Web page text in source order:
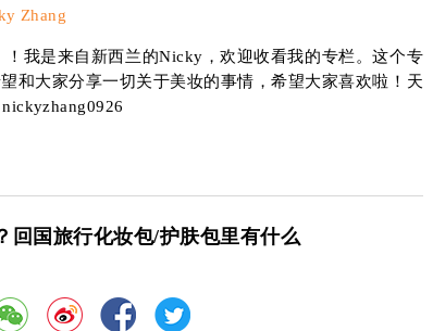
Zhang
我是来自新西兰的Nicky，欢迎收看我的专栏。这个专
和大家分享一切关于美妆的事情，希望大家喜欢啦！天
国旅行化妆包/护肤包里有什么